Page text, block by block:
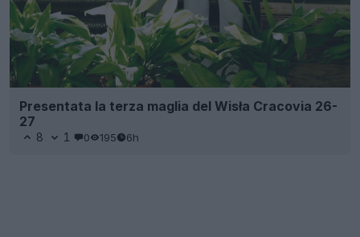
Presentata la terza maglia del Wisła Cracovia 26-
27
8 1 0 195 6h